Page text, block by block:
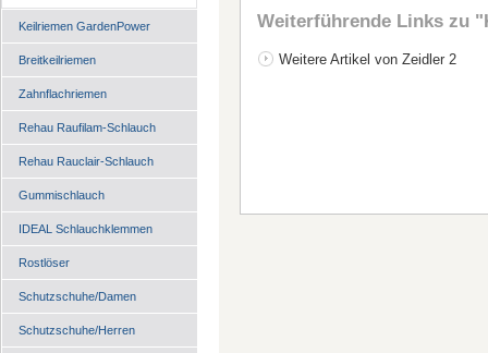
Keilriemen GardenPower
Breitkeilriemen
Zahnflachriemen
Rehau Raufilam-Schlauch
Rehau Rauclair-Schlauch
Gummischlauch
IDEAL Schlauchklemmen
Rostlöser
Schutzschuhe/Damen
Schutzschuhe/Herren
Weiterführende Links zu
Weitere Artikel von Zeidler 2